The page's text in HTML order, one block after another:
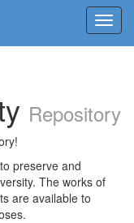
Repository
preserve and
The works of
are available to